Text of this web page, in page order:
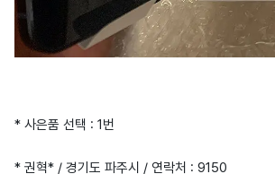
* 사은품 선택 : 1번
* 권혁* / 경기도 파주시 / 연락처 : 9150